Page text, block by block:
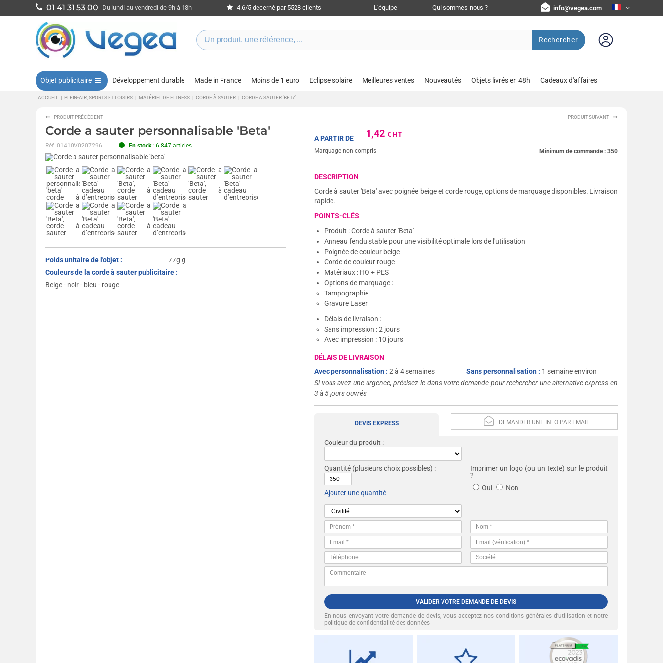
01 41 31 53 00 Du lundi au vendredi de 9h à 18h 4.6/5 décerné par 5528 clients L'équipe Qui sommes-nous ? info@vegea.com
Rechercher
Objet publicitaire Développement durable Made in France Moins de 1 euro Eclipse solaire Meilleures ventes Nouveautés Objets livrés en 48h Cadeaux d'affaires
ACCUEIL | PLEIN-AIR, SPORTS ET LOISIRS | MATÉRIEL DE FITNESS | CORDE À SAUTER | CORDE A SAUTER 'BETA'
PRODUIT PRÉCÉDENT PRODUIT SUIVANT
Corde a sauter personnalisable 'Beta'
Réf. 01410V0207296 En stock: 6 847 articles
Poids unitaire de l'objet :
77g g
Couleurs de la corde à sauter publicitaire :
Beige - noir - bleu - rouge
1,42€ HT
A PARTIR DE
Marquage non compris Minimum de commande : 350
DESCRIPTION
Corde à sauter 'Beta' avec poignée beige et corde rouge, options de marquage disponibles. Livraison
rapide.
POINTS-CLÉS
Produit : Corde à sauter 'Beta'
Anneau fendu stable pour une visibilité optimale lors de l'utilisation
Poignée de couleur beige
Corde de couleur rouge
Matériaux : HO + PES
Options de marquage :
Tampographie
Gravure Laser
Délais de livraison :
Sans impression : 2 jours
Avec impression : 10 jours
DÉLAIS DE LIVRAISON
Avec personnalisation :2 à 4 semaines Sans personnalisation : 1 semaine environ
Si vous avez une urgence, précisez-le dans votre demande pour rechercher une alternative express en
3 à 5 jours ouvrés
DEMANDER UNE INFO PAR EMAIL
DEVIS EXPRESS
Couleur du produit :
Quantité (plusieurs choix possibles) :
Ajouter une quantité
Imprimer un logo (ou un texte) sur le produit
?
Oui
Non
VALIDER VOTRE DEMANDE DE DEVIS
En nous envoyant votre demande de devis, vous acceptez nosconditions générales d’utilisation et notre
politique de confidentialité des données